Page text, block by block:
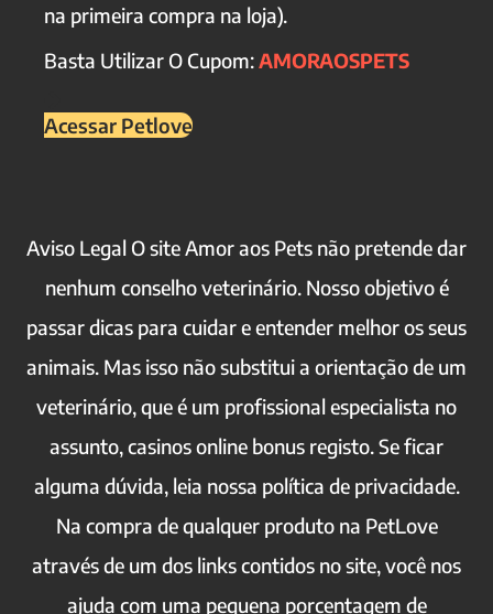
na primeira compra na loja).
Basta Utilizar O Cupom:AMORAOSPETS
Acessar Petlove
Aviso Legal O site Amor aos Pets não pretende dar
nenhum conselho veterinário. Nosso objetivo é
passar dicas para cuidar e entender melhor os seus
animais. Mas isso não substitui a orientação de um
veterinário, que é um profissional especialista no
assunto,casinos online bonus registo. Se ficar
alguma dúvida, leia nossa política de privacidade.
Na compra de qualquer produto na PetLove
através de um dos links contidos no site, você nos
ajuda com uma pequena porcentagem de